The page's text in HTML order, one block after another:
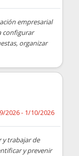
empresarial
configurar
organizar
2026 - 1/10/2026
y trabajar de
y prevenir